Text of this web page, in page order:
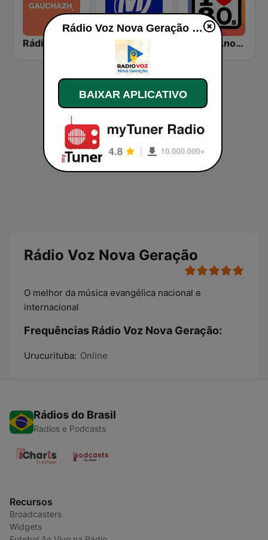
Rádio Anos 80
Rádio Voz Nova Geração
O melhor da música evangélica nacional e
internacional
Frequências Rádio Voz Nova Geração:
Urucurituba: Online
Rádios do Brasil
Radios e Podcasts
Recursos
Broadcasters
Widgets
Rádio Voz Nova Geração ao vivo
BAIXAR APLICATIVO